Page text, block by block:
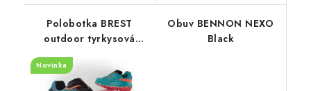
Polobotka BREST
outdoor tyrkysová
Novinka
Obuv BENNON NEXO
Black